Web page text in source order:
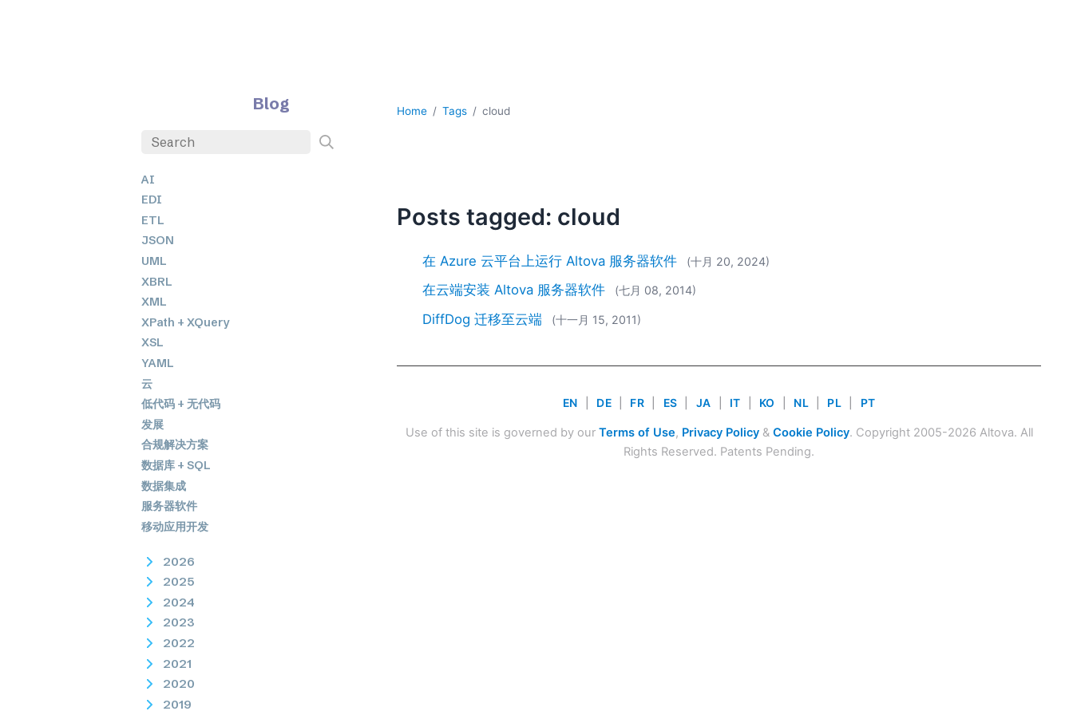
Blog
AI
EDI
ETL
JSON
UML
XBRL
XML
XPath + XQuery
XSL
YAML
云
低代码 + 无代码
发展
合规解决方案
数据库 + SQL
数据集成
服务器软件
移动应用开发
2026
2025
2024
2023
2022
2021
2020
2019
Home Tags cloud
Posts tagged: cloud
在 Azure 云平台上运行 Altova 服务器软件 (十月 20, 2024)
在云端安装 Altova 服务器软件 (七月 08, 2014)
DiffDog 迁移至云端 (十一月 15, 2011)
EN DE FR ES JA IT KO NL PL PT
Use of this site is governed by our Terms of Use, Privacy Policy& Cookie Policy. Copyright 2005-2026 Altova. All
Rights Reserved. Patents Pending.